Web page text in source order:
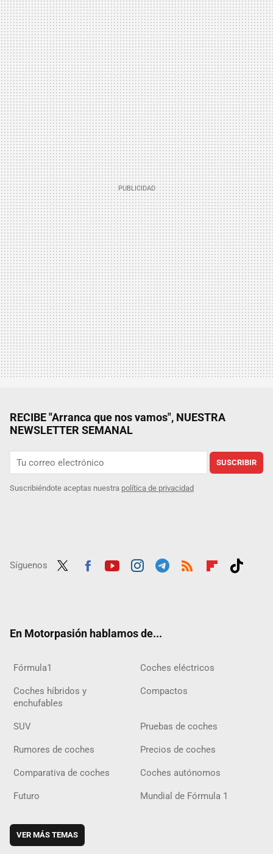
RECIBE "Arranca que nos vamos", NUESTRA
NEWSLETTER SEMANAL
SUSCRIBIR
Suscribiéndote aceptas nuestra política de privacidad
Síguenos
En Motorpasión hablamos de...
Fórmula1 Coches eléctricos
Coches híbridos y
enchufables
Compactos
SUV Pruebas de coches
Rumores de coches Precios de coches
Comparativa de coches Coches autónomos
Futuro Mundial de Fórmula 1
VER MÁS TEMAS